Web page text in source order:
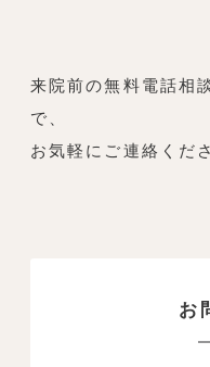
来院前の無料電話相
で、
お気軽にご連絡くだ
お